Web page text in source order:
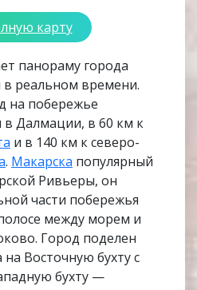
карту
панораму города
реальном времени.
на побережье
в Далмации, в 60 км к
и в 140 км к северо-
. Макарска популярный
Ривьеры, он
части побережья
между морем и
Город поделен
Восточную бухту с
бухту —